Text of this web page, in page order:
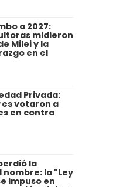
a 2027:
midieron
Milei y la
en el
Privada:
votaron a
en contra
la
nombre: la "Ley
impuso en